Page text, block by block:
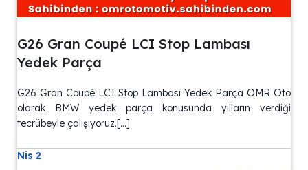
G26 Gran Coupé LCI Stop Lambası
Yedek Parça
G26 Gran Coupé LCI Stop Lambası Yedek Parça OMR Oto
olarak BMW yedek parça konusunda yılların verdiği
tecrübeyle çalışıyoruz.[…]
Nis 2